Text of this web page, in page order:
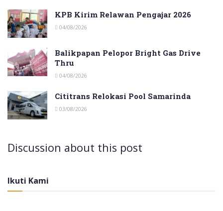
KPB Kirim Relawan Pengajar 2026
04/08/2026
Balikpapan Pelopor Bright Gas Drive
Thru
04/08/2026
Cititrans Relokasi Pool Samarinda
03/08/2026
Discussion about this post
Ikuti Kami